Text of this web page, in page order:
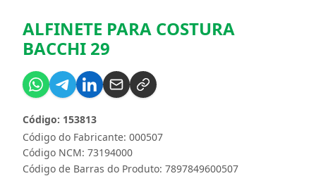
ALFINETE PARA COSTURA
BACCHI 29
Código do Fabricante: 000507
Código: 153813
Código NCM: 73194000
Código de Barras do Produto: 7897849600507